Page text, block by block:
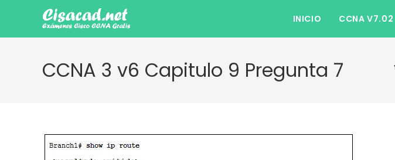
contenido
INICIO CCNA V7.02
CCNA 3 v6 Capitulo 9 Pregunta 7